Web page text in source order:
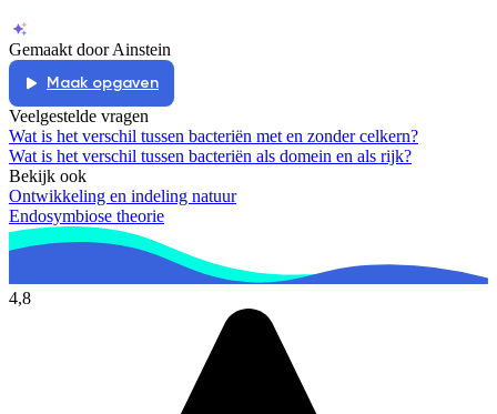
Gemaakt door Ainstein
Maak opgaven
Veelgestelde vragen
Wat is het verschil tussen bacteriën met en zonder celkern?
Wat is het verschil tussen bacteriën als domein en als rijk?
Bekijk ook
Ontwikkeling en indeling natuur
Endosymbiose theorie
4,8